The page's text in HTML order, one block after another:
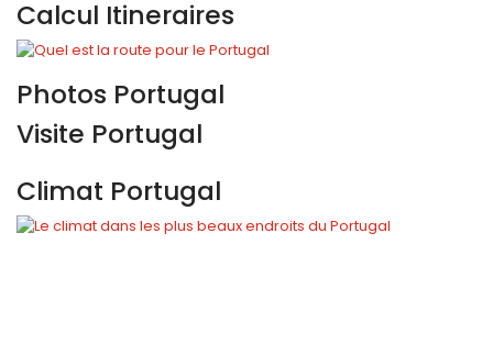
Calcul Itineraires
Photos Portugal
Visite Portugal
Climat Portugal